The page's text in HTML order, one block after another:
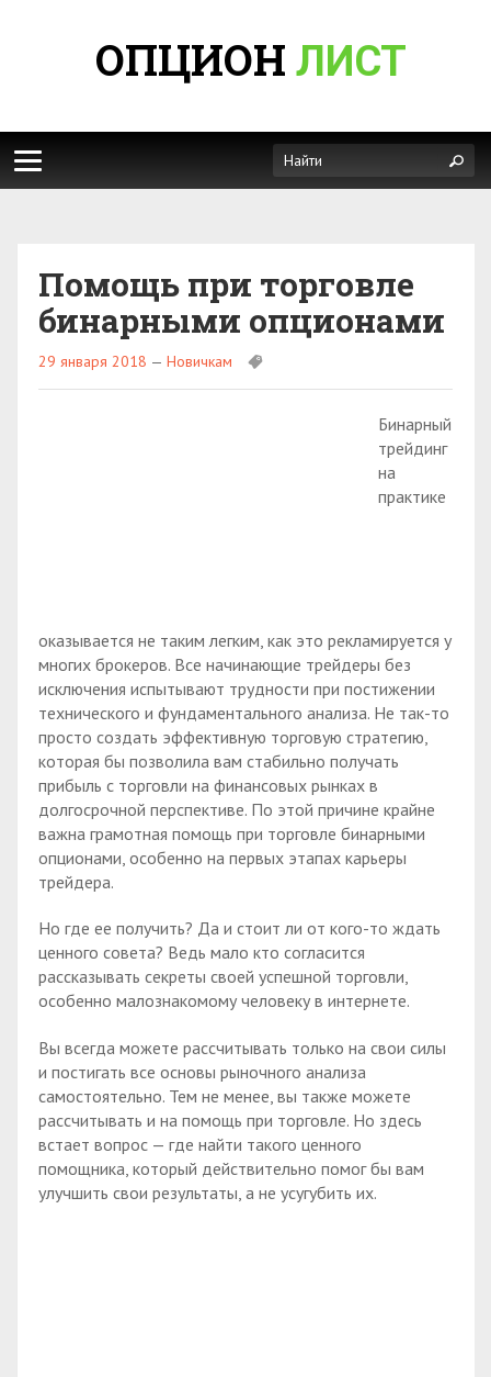
ОПЦИОН ЛИСТ
Помощь при торговле
бинарными опционами
29 января 2018 — Новичкам
Бинарный
трейдинг
на
практике
оказывается не таким легким, как это рекламируется у
многих брокеров. Все начинающие трейдеры без
исключения испытывают трудности при постижении
технического и фундаментального анализа. Не так-то
просто создать эффективную торговую стратегию,
которая бы позволила вам стабильно получать
прибыль с торговли на финансовых рынках в
долгосрочной перспективе. По этой причине крайне
важна грамотная помощь при торговле бинарными
опционами, особенно на первых этапах карьеры
трейдера.
Но где ее получить? Да и стоит ли от кого-то ждать
ценного совета? Ведь мало кто согласится
рассказывать секреты своей успешной торговли,
особенно малознакомому человеку в интернете.
Вы всегда можете рассчитывать только на свои силы
и постигать все основы рыночного анализа
самостоятельно. Тем не менее, вы также можете
рассчитывать и на помощь при торговле. Но здесь
встает вопрос — где найти такого ценного
помощника, который действительно помог бы вам
улучшить свои результаты, а не усугубить их.